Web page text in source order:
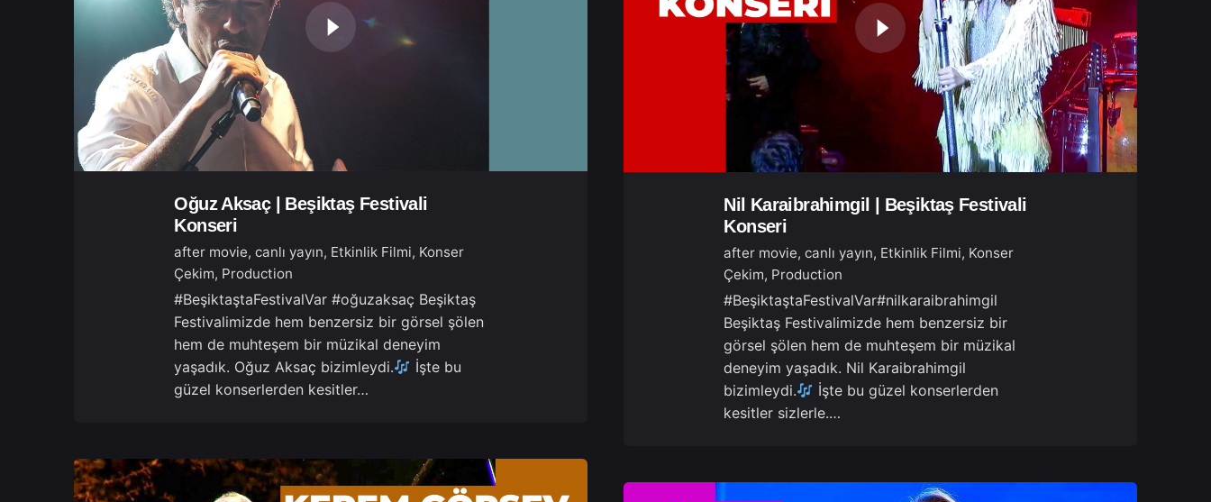
Oğuz Aksaç | Beşiktaş Festivali
Konseri
after movie canlı yayın Etkinlik Filmi Konser
Çekim Production
#BeşiktaştaFestivalVar #oğuzaksaç Beşiktaş
Festivalimizde hem benzersiz bir görsel şölen
hem de muhteşem bir müzikal deneyim
yaşadık. Oğuz Aksaç bizimleydi.
İşte bu
güzel konserlerden kesitler…
Nil Karaibrahimgil | Beşiktaş Festivali
Konseri
after movie canlı yayın Etkinlik Filmi Konser
Çekim Production
#BeşiktaştaFestivalVar#nilkaraibrahimgil
Beşiktaş Festivalimizde hem benzersiz bir
görsel şölen hem de muhteşem bir müzikal
deneyim yaşadık. Nil Karaibrahimgil
bizimleydi.
İşte bu güzel konserlerden
kesitler sizlerle.…